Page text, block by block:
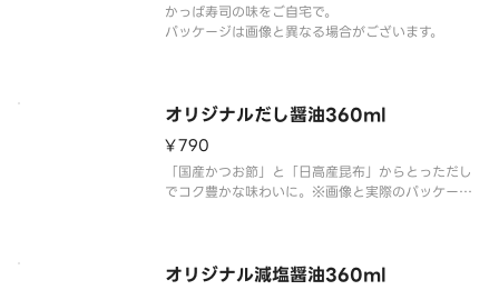
かっぱ寿司の味をご自宅で。
パッケージは画像と異なる場合がございます。
オリジナルだし醤油360ml
¥790
「国産かつお節」と「日高産昆布」からとっただし
でコク豊かな味わいに。※画像と実際のパッケージ
オリジナル減塩醤油360ml